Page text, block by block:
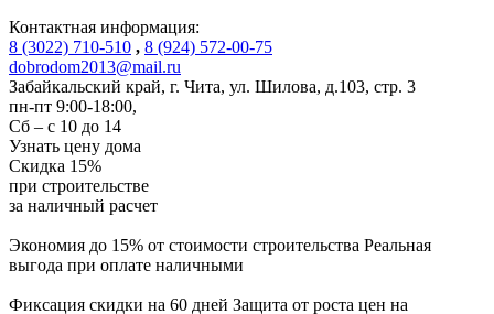
Контактная информация:
8 (3022) 710-510 , 8 (924) 572-00-75
dobrodom2013@mail.ru
Забайкальский край, г. Чита, ул. Шилова, д.103, стр. 3
пн-пт 9:00-18:00,
Сб – с 10 до 14
Узнать цену дома
Скидка 15%
при строительстве
за наличный расчет
Экономия до 15% от стоимости строительства Реальная
выгода при оплате наличными
Фиксация скидки на 60 дней Защита от роста цен на